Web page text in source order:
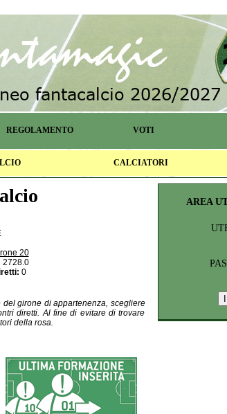
REGOLAMENTO VOTI
CALCIATORI
20
2728.0
0
girone di appartenenza, scegliere
diretti. Al fine di evitare di trovare
della rosa.
AREA